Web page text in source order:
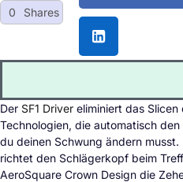
0 Shares
Der SF1 Driver eliminiert das
Technologien, die automatisch
du deinen Schwung ändern
richtet den Schlägerkopf beim
AeroSquare Crown Design die